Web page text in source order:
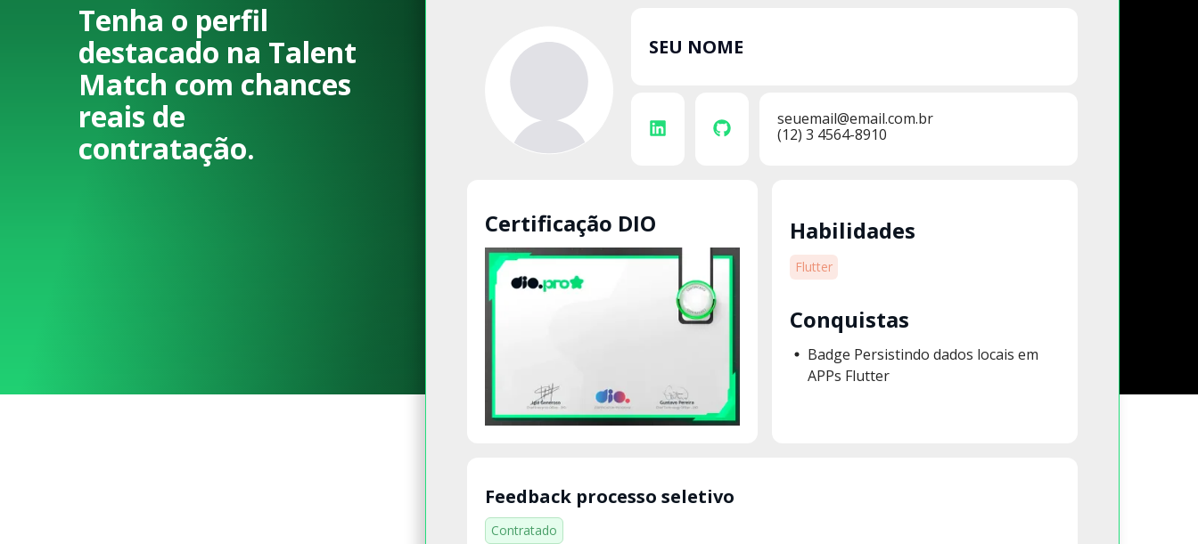
Tenha o perfil
destacado na Talent
Match com chances
reais de
contratação.
SEU NOME
seuemail@email.com.br
(12) 3 4564-8910
Certificação DIO Habilidades
Flutter
Conquistas
Badge Persistindo dados locais em
APPs Flutter
Feedback processo seletivo
Contratado